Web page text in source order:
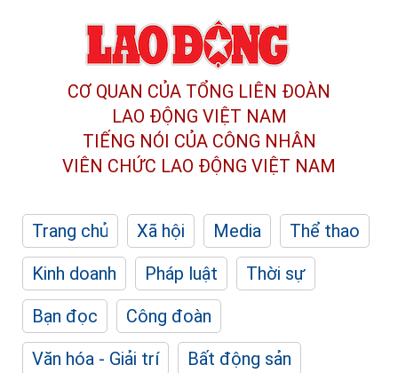
CƠ QUAN CỦA TỔNG LIÊN ĐOÀN
LAO ĐỘNG VIỆT NAM
TIẾNG NÓI CỦA CÔNG NHÂN
VIÊN CHỨC LAO ĐỘNG VIỆT NAM
Trang chủ Xã hội Media
Thể thao
Kinh doanh
Pháp luật
Thời sự
Bạn đọc
Công đoàn
Văn hóa - Giải trí
Bất động sản